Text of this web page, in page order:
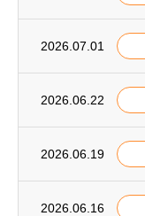
2026.07.01
2026.06.22
2026.06.19
2026.06.16